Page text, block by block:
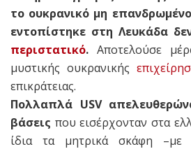
το ουκρανικό μη
εντοπίστηκε στη Λευκάδα
περιστατικό. Αποτελούσε
μυστικής ουκρανικής
επικράτειας.
Πολλαπλά USV
βάσεις που εισέρχονταν στα
ίδια τα μητρικά σκάφη –με